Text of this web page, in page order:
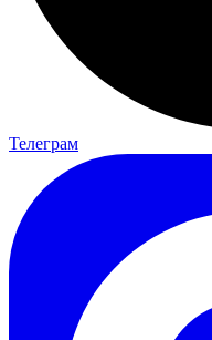
Телеграм